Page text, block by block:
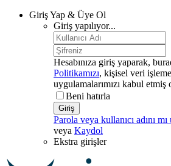
Giriş Yap & Üye Ol
Giriş yapılıyor...
Hesabınıza giriş yaparak,
Politikamızı, kişisel veri
uygulamalarımızı kabul etmiş
Beni hatırla
Giriş
Parola veya kullanıcı adını
veya Kaydol
Ekstra girişler